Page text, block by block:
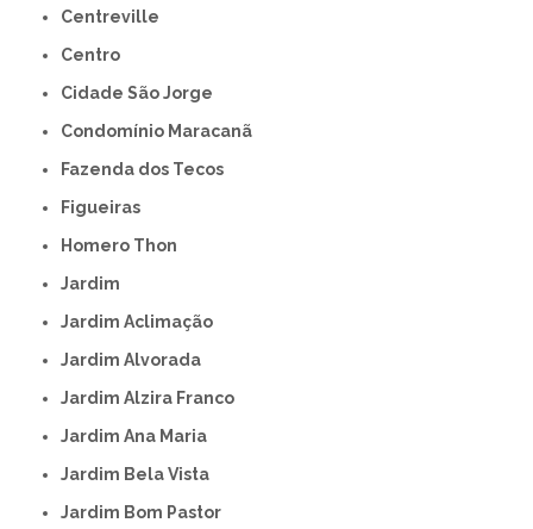
Centreville
Centro
Cidade São Jorge
Condomínio Maracanã
Fazenda dos Tecos
Figueiras
Homero Thon
Jardim
Jardim Aclimação
Jardim Alvorada
Jardim Alzira Franco
Jardim Ana Maria
Jardim Bela Vista
Jardim Bom Pastor